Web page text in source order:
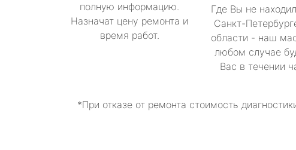
полную информацию.
Назначат цену ремонта и
время работ.
Где Вы не
Санкт-
области - наш
любом случае
Вас в течении
*При отказе от ремонта стоимость